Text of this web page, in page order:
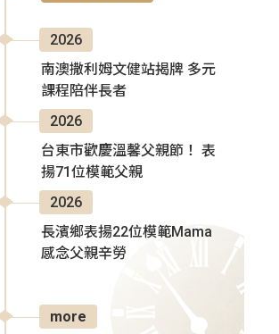
2026
南澳撒利姆文健站揭牌 多元
課程陪伴長者
2026
台東市歡慶溫馨父親節！ 表
揚71位模範父親
2026
長濱鄉表揚22位模範Mama
感念父親辛勞
more